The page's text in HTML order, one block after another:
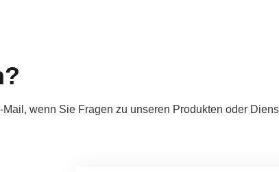
wenn Sie Fragen zu unseren Produkten oder